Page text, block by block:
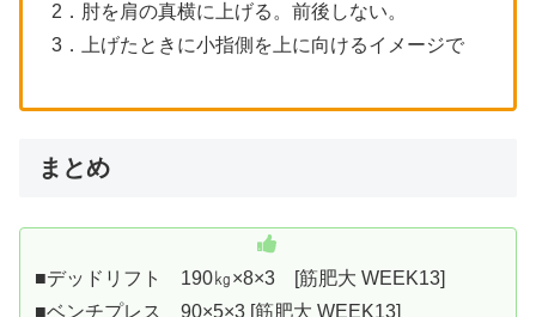
2．肘を肩の真横に上げる。前後しない。
3．上げたときに小指側を上に向けるイメージで
まとめ
■デッドリフト 190㎏×8×3 [筋肥大 WEEK13]
■ベンチプレス 90×5×3 [筋肥大 WEEK13]